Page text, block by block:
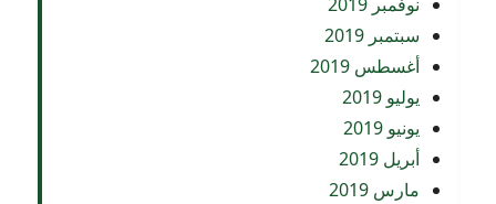
سبتمبر 2019
أغسطس 2019
يوليو 2019
يونيو 2019
أبريل 2019
مارس 2019